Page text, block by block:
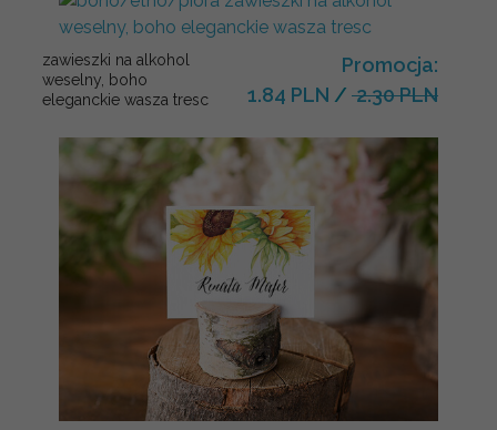
zawieszki na alkohol
weselny, boho
eleganckie wasza tresc
Promocja:
1.84 PLN / 2.30 PLN